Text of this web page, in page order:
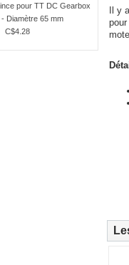
pour TT DC Gearbox
Diamètre 65 mm
C$4.28
Il y